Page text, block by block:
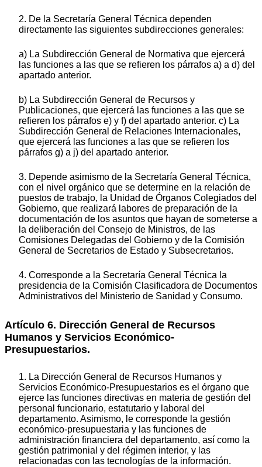
2. De la Secretaría General Técnica dependen
directamente las siguientes subdirecciones generales:
a) La Subdirección General de Normativa que ejercerá
las funciones a las que se refieren los párrafos a) a d) del
apartado anterior.
b) La Subdirección General de Recursos y
Publicaciones, que ejercerá las funciones a las que se
refieren los párrafos e) y f) del apartado anterior. c) La
Subdirección General de Relaciones Internacionales,
que ejercerá las funciones a las que se refieren los
párrafos g) a j) del apartado anterior.
3. Depende asimismo de la Secretaría General Técnica,
con el nivel orgánico que se determine en la relación de
puestos de trabajo, la Unidad de Órganos Colegiados del
Gobierno, que realizará labores de preparación de la
documentación de los asuntos que hayan de someterse a
la deliberación del Consejo de Ministros, de las
Comisiones Delegadas del Gobierno y de la Comisión
General de Secretarios de Estado y Subsecretarios.
4. Corresponde a la Secretaría General Técnica la
presidencia de la Comisión Clasificadora de Documentos
Administrativos del Ministerio de Sanidad y Consumo.
Artículo 6. Dirección General de Recursos
Humanos y Servicios Económico-
Presupuestarios.
1. La Dirección General de Recursos Humanos y
Servicios Económico-Presupuestarios es el órgano que
ejerce las funciones directivas en materia de gestión del
personal funcionario, estatutario y laboral del
departamento. Asimismo, le corresponde la gestión
económico-presupuestaria y las funciones de
administración financiera del departamento, así como la
gestión patrimonial y del régimen interior, y las
relacionadas con las tecnologías de la información.